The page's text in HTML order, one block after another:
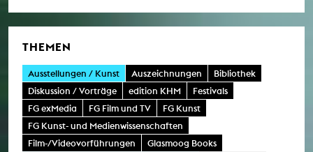
THEMEN
Ausstellungen / Kunst Auszeichnungen
Bibliothek
Diskussion / Vorträge
edition KHM
Festivals
FG exMedia
FG Film und TV
FG Kunst
FG Kunst- und Medienwissenschaften
Film-/Videovorführungen
Glasmoog Books